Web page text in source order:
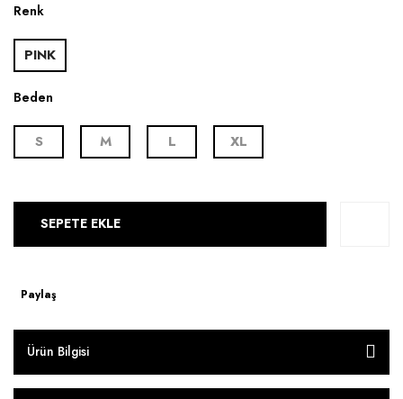
Renk
PINK
Beden
S M L XL
SEPETE EKLE
Paylaş
Ürün Bilgisi